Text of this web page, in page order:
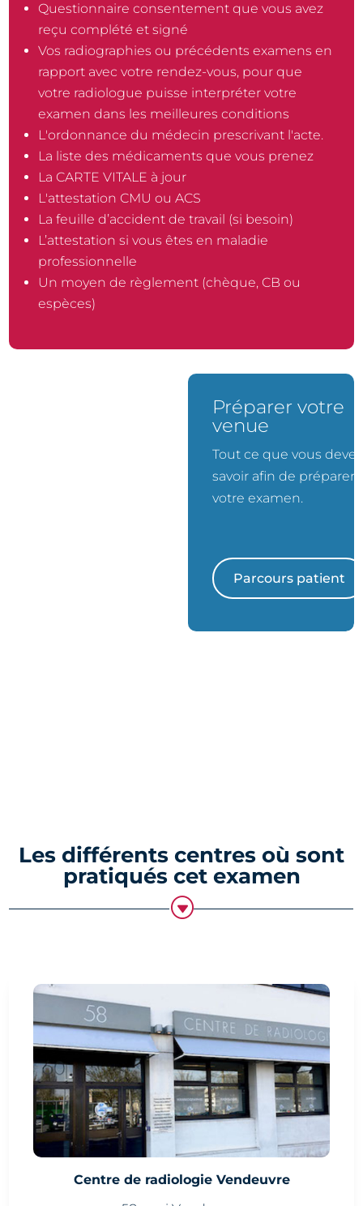
Questionnaire consentement que vous avez
reçu complété et signé
Vos radiographies ou précédents examens en
rapport avec votre rendez-vous, pour que
votre radiologue puisse interpréter votre
examen dans les meilleures conditions
L'ordonnance du médecin prescrivant l'acte.
La liste des médicaments que vous prenez
La CARTE VITALE à jour
L'attestation CMU ou ACS
La feuille d’accident de travail (si besoin)
L’attestation si vous êtes en maladie
professionnelle
Un moyen de règlement (chèque, CB ou
espèces)
Préparer votre
venue
Tout ce que vous devez
savoir afin de préparer
votre examen.
Parcours patient
Les différents centres où sont
pratiqués cet examen
G
Centre de radiologie Vendeuvre